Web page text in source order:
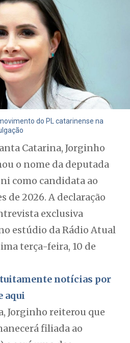
do PL catarinense na
Catarina, Jorginho
o nome da deputada
como candidata ao
de 2026. A declaração
exclusiva
estúdio da Rádio Atual
terça-feira, 10 de
notícias por
aqui
Jorginho reiterou que
filiada ao